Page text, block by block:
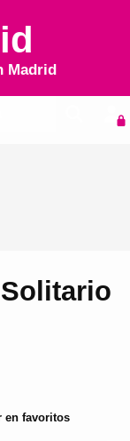
Madrid
en favoritos